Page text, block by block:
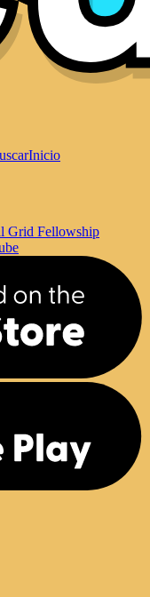
Inicio
Grid Fellowship